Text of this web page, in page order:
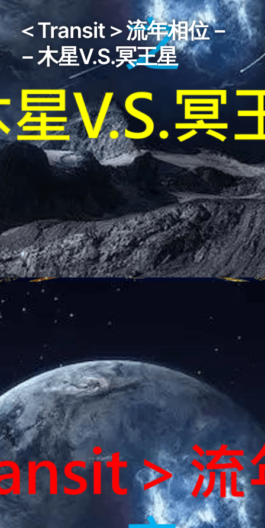
＜Transit＞流年相位－
－木星V.S.冥王星